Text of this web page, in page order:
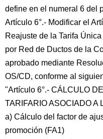
define en el numeral 6 del
Artículo 6°.- Modificar el
Reajuste de la Tarifa
por Red de Ductos de la
aprobado mediante
OS/CD, conforme al
"Artículo 6°.- CÁLCULO
TARIFARIO ASOCIADO A
a) Cálculo del factor de
promoción (FA1)